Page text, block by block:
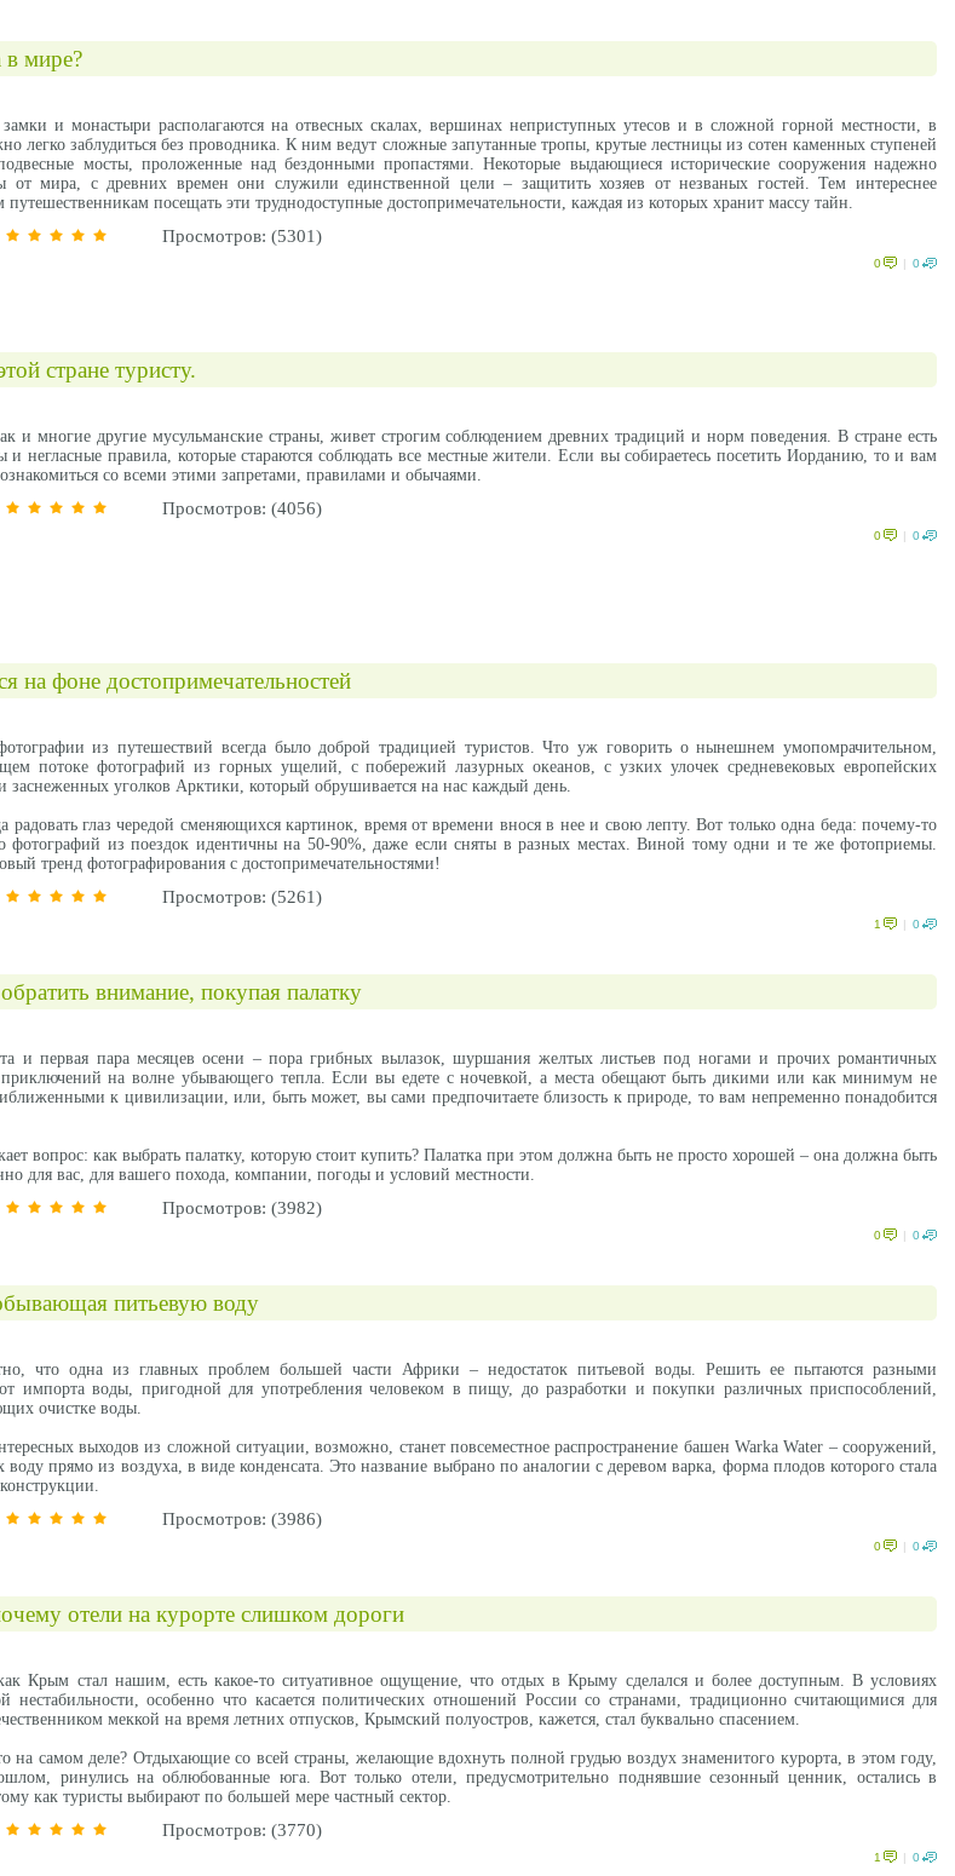
в мире?
и монастыри располагаются на отвесных скалах, вершинах неприступных утесов и в сложной горной местности, в
легко заблудиться без проводника. К ним ведут сложные запутанные тропы, крутые лестницы из сотен каменных ступеней
мосты, проложенные над бездонными пропастями. Некоторые выдающиеся исторические сооружения надежно
от мира, с древних времен они служили единственной цели – защитить хозяев от незваных гостей. Тем интереснее
посещать эти труднодоступные достопримечательности, каждая из которых хранит массу тайн.
Просмотров: (5301)
0 | 0
стране туристу.
и многие другие мусульманские страны, живет строгим соблюдением древних традиций и норм поведения. В стране есть
и негласные правила, которые стараются соблюдать все местные жители. Если вы собираетесь посетить Иорданию, то и вам
со всеми этими запретами, правилами и обычаями.
Просмотров: (4056)
0 | 0
на фоне достопримечательностей
из путешествий всегда было доброй традицией туристов. Что уж говорить о нынешнем умопомрачительном,
потоке фотографий из горных ущелий, с побережий лазурных океанов, с узких улочек средневековых европейских
заснеженных уголков Арктики, который обрушивается на нас каждый день.
радовать глаз чередой сменяющихся картинок, время от времени внося в нее и свою лепту. Вот только одна беда: почему-то
фотографий из поездок идентичны на 50-90%, даже если сняты в разных местах. Виной тому одни и те же фотоприемы.
тренд фотографирования с достопримечательностями!
Просмотров: (5261)
1 | 0
внимание, покупая палатку
и первая пара месяцев осени – пора грибных вылазок, шуршания желтых листьев под ногами и прочих романтичных
приключений на волне убывающего тепла. Если вы едете с ночевкой, а места обещают быть дикими или как минимум не
к цивилизации, или, быть может, вы сами предпочитаете близость к природе, то вам непременно понадобится
вопрос: как выбрать палатку, которую стоит купить? Палатка при этом должна быть не просто хорошей – она должна быть
для вас, для вашего похода, компании, погоды и условий местности.
Просмотров: (3982)
0 | 0
питьевую воду
что одна из главных проблем большей части Африки – недостаток питьевой воды. Решить ее пытаются разными
импорта воды, пригодной для употребления человеком в пищу, до разработки и покупки различных приспособлений,
очистке воды.
выходов из сложной ситуации, возможно, станет повсеместное распространение башен Warka Water – сооружений,
прямо из воздуха, в виде конденсата. Это название выбрано по аналогии с деревом варка, форма плодов которого стала
Просмотров: (3986)
0 | 0
отели на курорте слишком дороги
Крым стал нашим, есть какое-то ситуативное ощущение, что отдых в Крыму сделался и более доступным. В условиях
нестабильности, особенно что касается политических отношений России со странами, традиционно считающимися для
меккой на время летних отпусков, Крымский полуостров, кажется, стал буквально спасением.
на самом деле? Отдыхающие со всей страны, желающие вдохнуть полной грудью воздух знаменитого курорта, в этом году,
ринулись на облюбованные юга. Вот только отели, предусмотрительно поднявшие сезонный ценник, остались в
как туристы выбирают по большей мере частный сектор.
Просмотров: (3770)
1 | 0